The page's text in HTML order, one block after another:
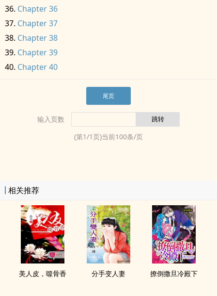
Chapter 36
Chapter 37
Chapter 38
Chapter 39
Chapter 40
尾页
输入页数
(第1/1页)当前100条/页
相关推荐
美人皮，噬骨香 分手变​人​‍妻­‎­ 撩倒撒旦冷殿下